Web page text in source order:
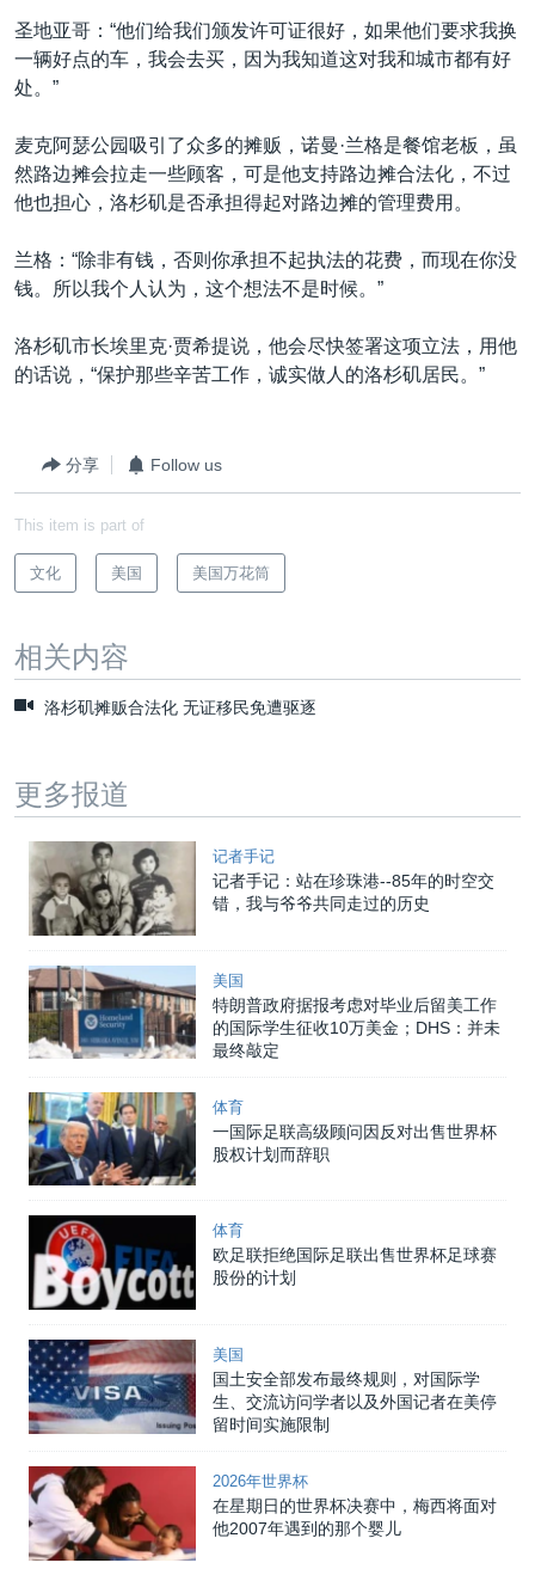
圣地亚哥：“他们给我们颁发许可证很好，如果他们要求我换
一辆好点的车，我会去买，因为我知道这对我和城市都有好
处。”
麦克阿瑟公园吸引了众多的摊贩，诺曼·兰格是餐馆老板，虽
然路边摊会拉走一些顾客，可是他支持路边摊合法化，不过
他也担心，洛杉矶是否承担得起对路边摊的管理费用。
兰格：“除非有钱，否则你承担不起执法的花费，而现在你没
钱。所以我个人认为，这个想法不是时候。”
洛杉矶市长埃里克·贾希提说，他会尽快签署这项立法，用他
的话说，“保护那些辛苦工作，诚实做人的洛杉矶居民。”
分享 Follow us
This item is part of
文化 美国 美国万花筒
相关内容
洛杉矶摊贩合法化 无证移民免遭驱逐
更多报道
记者手记
记者手记：站在珍珠港--85年的时空交
错，我与爷爷共同走过的历史
美国
特朗普政府据报考虑对毕业后留美工作
的国际学生征收10万美金；DHS：并未
最终敲定
体育
一国际足联高级顾问因反对出售世界杯
股权计划而辞职
体育
欧足联拒绝国际足联出售世界杯足球赛
股份的计划
美国
国土安全部发布最终规则，对国际学
生、交流访问学者以及外国记者在美停
留时间实施限制
2026年世界杯
在星期日的世界杯决赛中，梅西将面对
他2007年遇到的那个婴儿